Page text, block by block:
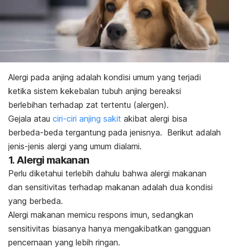
Alergi pada anjing adalah kondisi umum yang terjadi
ketika sistem kekebalan tubuh anjing bereaksi
berlebihan terhadap zat tertentu (alergen).
Gejala atau ciri-ciri anjing sakit akibat alergi bisa
berbeda-beda tergantung pada jenisnya. Berikut adalah
jenis-jenis alergi yang umum dialami.
1. Alergi makanan
Perlu diketahui terlebih dahulu bahwa alergi makanan
dan sensitivitas terhadap makanan adalah dua kondisi
yang berbeda.
Alergi makanan memicu respons imun, sedangkan
sensitivitas biasanya hanya mengakibatkan gangguan
pencernaan yang lebih ringan.